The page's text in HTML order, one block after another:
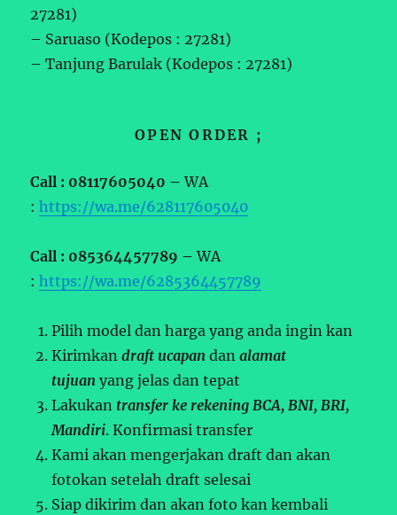
27281)
– Saruaso (Kodepos : 27281)
– Tanjung Barulak (Kodepos : 27281)
OPEN ORDER ;
Call : 08117605040 –WA
:https://wa.me/628117605040
Call : 085364457789 –WA
:https://wa.me/6285364457789
Pilih model dan harga yang anda ingin kan
Kirimkandraft ucapan danalamat
tujuan yang jelas dan tepat
Lakukan transfer ke rekening BCA, BNI, BRI,
Mandiri. Konfirmasi transfer
Kami akan mengerjakan draft dan akan
fotokan setelah draft selesai
Siap dikirim dan akan foto kan kembali